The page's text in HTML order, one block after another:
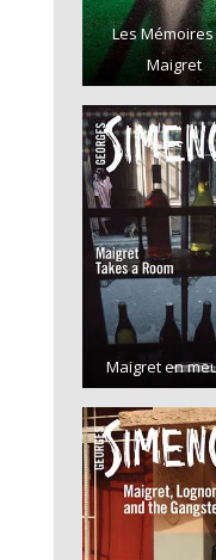
Les
Maigret
Maigret en